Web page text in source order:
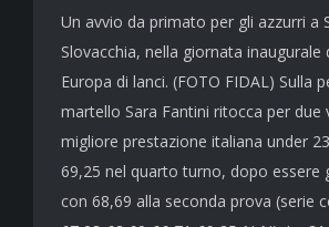
Un avvio da primato per gli azzurri a
Slovacchia, nella giornata inaugurale
Europa di lanci. (FOTO FIDAL) Sulla
martello Sara Fantini ritocca per due
migliore prestazione italiana under
69,25 nel quarto turno, dopo essere
con 68,69 alla seconda prova (serie